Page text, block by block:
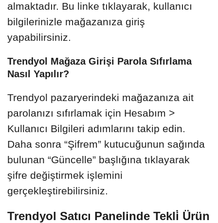
almaktadır. Bu linke tıklayarak, kullanıcı
bilgilerinizle mağazanıza giriş
yapabilirsiniz.
Trendyol Mağaza Girişi Parola Sıfırlama
Nasıl Yapılır?
Trendyol pazaryerindeki mağazanıza ait
parolanızı sıfırlamak için Hesabım >
Kullanıcı Bilgileri adımlarını takip edin.
Daha sonra “Şifrem” kutucuğunun sağında
bulunan “Güncelle” başlığına tıklayarak
şifre değiştirmek işlemini
gerçekleştirebilirsiniz.
Trendyol Satıcı Panelinde Tekli̇ Ürün